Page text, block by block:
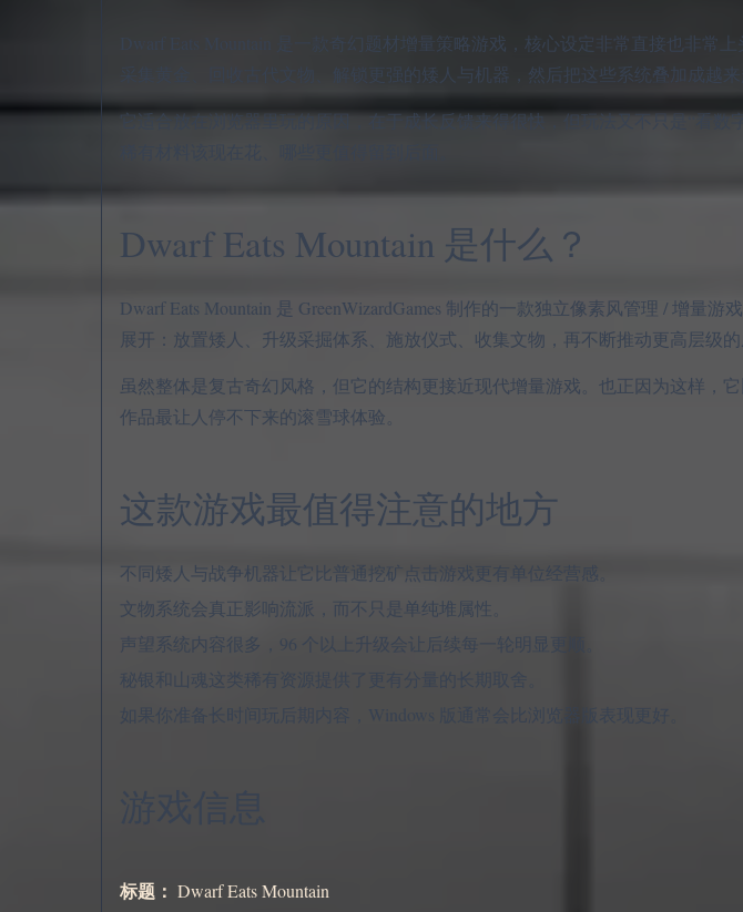
Dwarf Eats Mountain 是一款奇幻题材增量策略游戏，核心设定非常直接也非常
采集黄金、回收古代文物、解锁更强的矮人与机器，然后把这些系统叠加成越来
它适合放在浏览器里玩的原因，在于成长反馈来得很快，但玩法又不只是“看
Dwarf Eats Mountain 是什么？
Dwarf Eats Mountain 是 GreenWizardGames 制作的一款独立像素风管理 / 增量
展开：放置矮人、升级采掘体系、施放仪式、收集文物，再不断推动更高层级的
虽然整体是复古奇幻风格，但它的结构更接近现代增量游戏。也正因为这样，
作品最让人停不下来的滚雪球体验。
这款游戏最值得注意的地方
不同矮人与战争机器让它比普通挖矿点击游戏更有单位经营感。
文物系统会真正影响流派，而不只是单纯堆属性。
声望系统内容很多，96 个以上升级会让后续每一轮明显更顺。
秘银和山魂这类稀有资源提供了更有分量的长期取舍。
如果你准备长时间玩后期内容，Windows 版通常会比浏览器版表现更好。
标题： Dwarf Eats Mountain